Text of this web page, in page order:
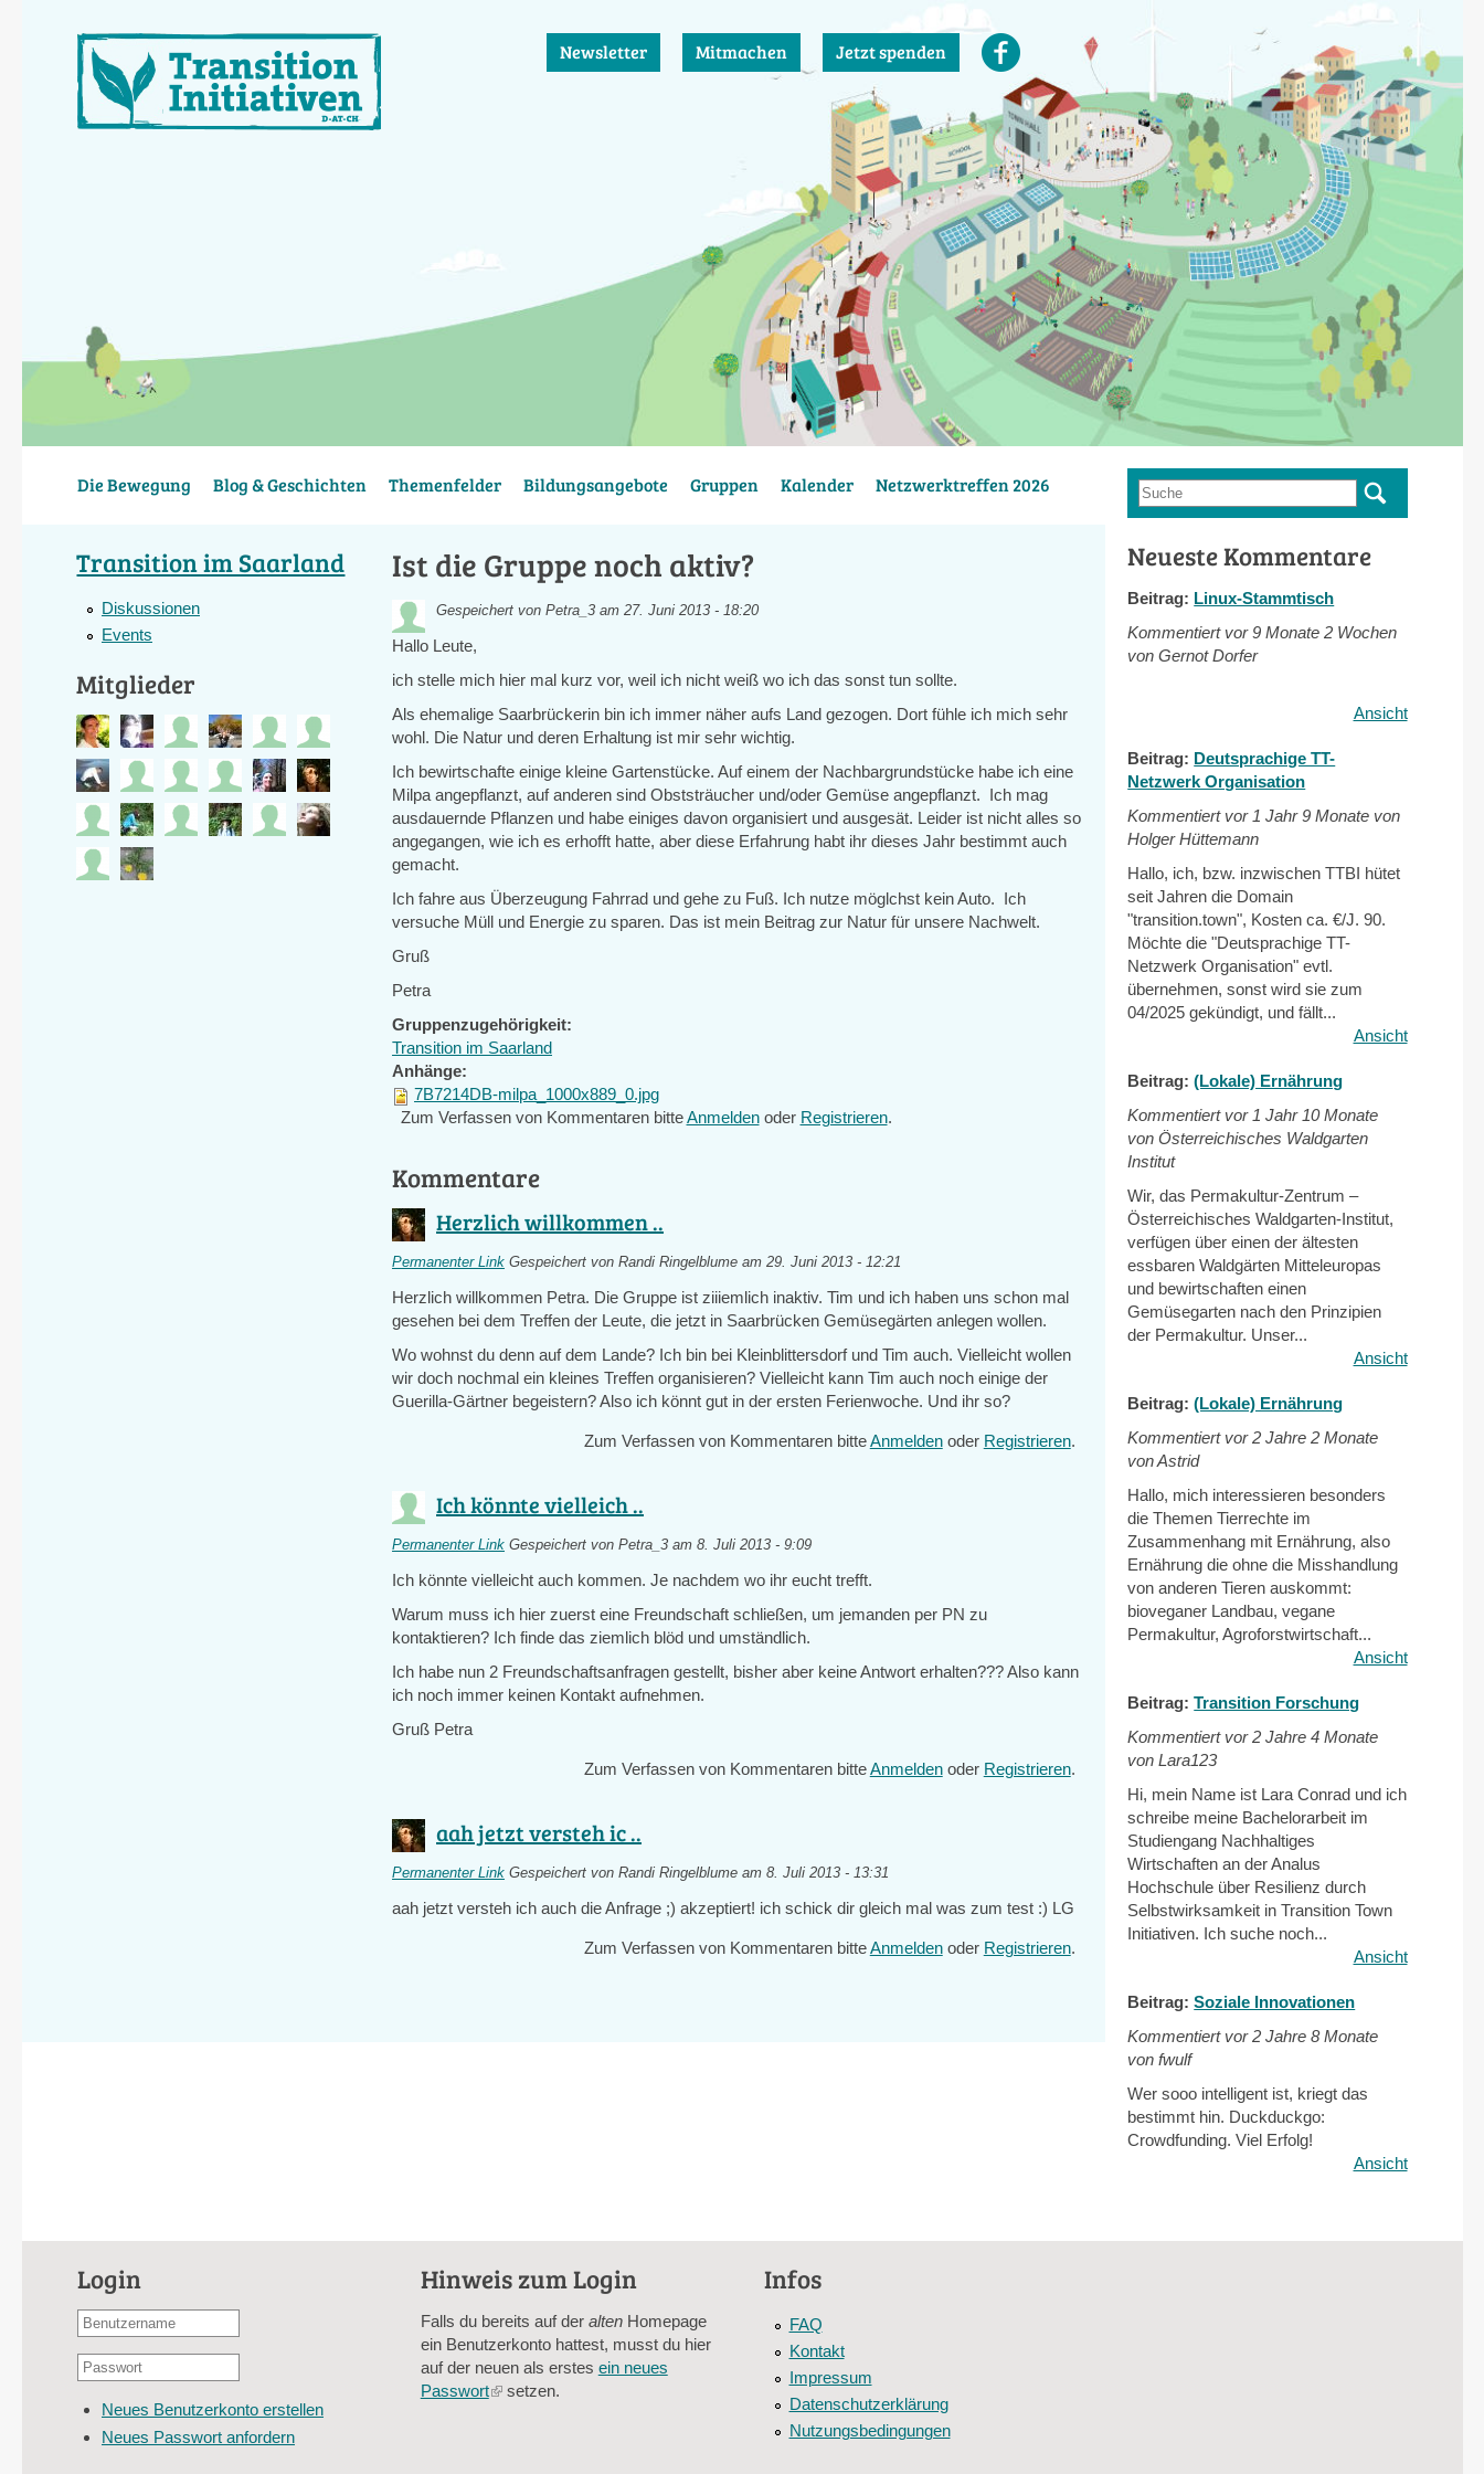
Newsletter Mitmachen Jetzt spenden
Die Bewegung Blog & Geschichten Themenfelder Bildungsangebote Gruppen Kalender Netzwerktreffen 2026
Ist die Gruppe noch aktiv?
Gespeichert vonPetra_3 am 27. Juni 2013 - 18:20
Hallo Leute,
ich stelle mich hier mal kurz vor, weil ich nicht weiß wo ich das sonst tun sollte.
Als ehemalige Saarbrückerin bin ich immer näher aufs Land gezogen. Dort fühle ich mich sehr
wohl. Die Natur und deren Erhaltung ist mir sehr wichtig.
Ich bewirtschafte einige kleine Gartenstücke. Auf einem der Nachbargrundstücke habe ich eine
Milpa angepflanzt, auf anderen sind Obststräucher und/oder Gemüse angepflanzt. Ich mag
ausdauernde Pflanzen und habe einiges davon organisiert und ausgesät. Leider ist nicht alles so
angegangen, wie ich es erhofft hatte, aber diese Erfahrung habt ihr dieses Jahr bestimmt auch
gemacht.
Ich fahre aus Überzeugung Fahrrad und gehe zu Fuß. Ich nutze möglchst kein Auto. Ich
versuche Müll und Energie zu sparen. Das ist mein Beitrag zur Natur für unsere Nachwelt.
Gruß
Petra
Gruppenzugehörigkeit:
Transition im Saarland
Anhänge:
7B7214DB-milpa_1000x889_0.jpg
Zum Verfassen von Kommentaren bitteAnmeldenoder Registrieren.
Kommentare
Herzlich willkommen ..
Permanenter Link Gespeichert vonRandi Ringelblume am 29. Juni 2013 - 12:21
Herzlich willkommen Petra. Die Gruppe ist ziiiemlich inaktiv. Tim und ich haben uns schon mal
gesehen bei dem Treffen der Leute, die jetzt in Saarbrücken Gemüsegärten anlegen wollen.
Wo wohnst du denn auf dem Lande? Ich bin bei Kleinblittersdorf und Tim auch. Vielleicht wollen
wir doch nochmal ein kleines Treffen organisieren? Vielleicht kann Tim auch noch einige der
Guerilla-Gärtner begeistern? Also ich könnt gut in der ersten Ferienwoche. Und ihr so?
Zum Verfassen von Kommentaren bitteAnmeldenoder Registrieren.
Ich könnte vielleich ..
Permanenter Link Gespeichert vonPetra_3 am 8. Juli 2013 - 9:09
Ich könnte vielleicht auch kommen. Je nachdem wo ihr eucht trefft.
Warum muss ich hier zuerst eine Freundschaft schließen, um jemanden per PN zu
kontaktieren? Ich finde das ziemlich blöd und umständlich.
Ich habe nun 2 Freundschaftsanfragen gestellt, bisher aber keine Antwort erhalten??? Also kann
ich noch immer keinen Kontakt aufnehmen.
Gruß Petra
Zum Verfassen von Kommentaren bitteAnmeldenoder Registrieren.
aah jetzt versteh ic ..
Permanenter Link Gespeichert vonRandi Ringelblume am 8. Juli 2013 - 13:31
aah jetzt versteh ich auch die Anfrage ;) akzeptiert! ich schick dir gleich mal was zum test :) LG
Zum Verfassen von Kommentaren bitteAnmeldenoder Registrieren.
Transition im Saarland
Diskussionen
Events
Mitglieder
Suchformular
Suche
Neueste Kommentare
Beitrag: Linux-Stammtisch
Kommentiert vor9 Monate 2 Wochen
von Gernot Dorfer
Ansicht
Beitrag: Deutsprachige TT-
Netzwerk Organisation
Kommentiert vor 1 Jahr 9 Monate von
Holger Hüttemann
Hallo, ich, bzw. inzwischen TTBI hütet
seit Jahren die Domain
"transition.town", Kosten ca. €/J. 90.
Möchte die "Deutsprachige TT-
Netzwerk Organisation" evtl.
übernehmen, sonst wird sie zum
04/2025 gekündigt, und fällt...
Ansicht
Beitrag:(Lokale) Ernährung
Kommentiert vor 1 Jahr 10 Monate
von Österreichisches Waldgarten
Institut
Wir, das Permakultur-Zentrum –
Österreichisches Waldgarten-Institut,
verfügen über einen der ältesten
essbaren Waldgärten Mitteleuropas
und bewirtschaften einen
Gemüsegarten nach den Prinzipien
der Permakultur. Unser...
Ansicht
Beitrag:(Lokale) Ernährung
Kommentiert vor2 Jahre 2 Monate
von Astrid
Hallo, mich interessieren besonders
die Themen Tierrechte im
Zusammenhang mit Ernährung, also
Ernährung die ohne die Misshandlung
von anderen Tieren auskommt:
bioveganer Landbau, vegane
Permakultur, Agroforstwirtschaft...
Ansicht
Beitrag:Transition Forschung
Kommentiert vor2 Jahre 4 Monate
von Lara123
Hi, mein Name ist Lara Conrad und ich
schreibe meine Bachelorarbeit im
Studiengang Nachhaltiges
Wirtschaften an der Analus
Hochschule über Resilienz durch
Selbstwirksamkeit in Transition Town
Initiativen. Ich suche noch...
Ansicht
Beitrag:Soziale Innovationen
Kommentiert vor2 Jahre 8 Monate
von fwulf
Wer sooo intelligent ist, kriegt das
bestimmt hin. Duckduckgo:
Crowdfunding. Viel Erfolg!
Ansicht
Login
Benutzername
E-
Adresse
Passwort
Neues Benutzerkonto erstellen
Neues Passwort anfordern
Hinweis zum Login
Falls du bereits auf der altenHomepage
ein Benutzerkonto hattest, musst du hier
auf der neuen als erstes ein neues
Passwort(linksetzen.
Infos
FAQ
Kontakt
Impressum
Datenschutzerklärung
Nutzungsbedingungen